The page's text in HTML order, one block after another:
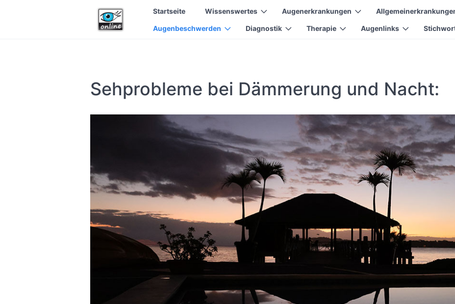
Startseite Wissenswertes Augenerkrankungen
Augenbeschwerden Diagnostik Therapie Augenlinks
Sehprobleme bei Dämmerung und Nacht: